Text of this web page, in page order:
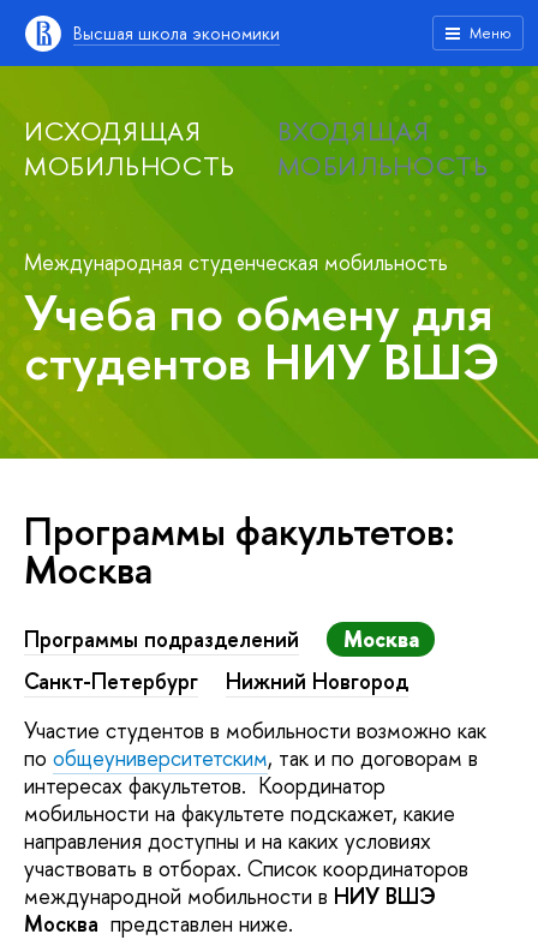
Высшая школа экономики Меню
ИСХОДЯЩАЯ
МОБИЛЬНОСТЬ
ВХОДЯЩАЯ
МОБИЛЬНОСТЬ
Международная студенческая мобильность
Учеба по обмену для
студентов НИУ ВШЭ
Программы факультетов:
Москва
Программы подразделений
Москва
Санкт-Петербург
Нижний Новгород
Участие студентов в мобильности возможно как
по общеуниверситетским, так и по договорам в
интересах факультетов. Координатор
мобильности на факультете подскажет, какие
направления доступны и на каких условиях
участвовать в отборах. Список координаторов
международной мобильности в НИУ ВШЭ
Москва представлен ниже.